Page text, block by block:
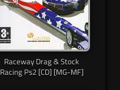
Raceway Drag & Stock
Racing Ps2 [CD] [MG-MF]